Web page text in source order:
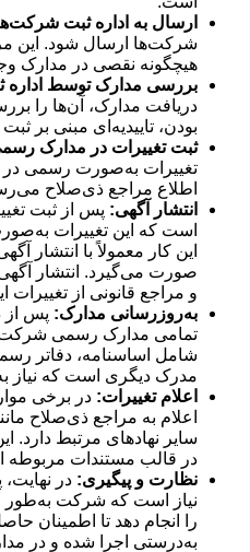
ارسال به اداره ثبت
شرکت‌ها ارسال شود. این
هیچگونه نقصی در مدارک
بررسی مدارک توسط اداره
دریافت مدارک، آن‌ها را
بودن، تاییدیه‌ای مبنی بر
ثبت تغییرات در مدارک
تغییرات به‌صورت رسمی
اطلاع مراجع ذی‌صلاح
انتشار آگهی: پس از ثبت
است که این تغییرات
این کار معمولاً با انتشار
صورت می‌گیرد. انتشار
و مراجع قانونی از
به‌روزرسانی مدارک: پس از
تمامی مدارک رسمی شرکت
شامل اساسنامه، دفاتر
مدرک دیگری است که نیاز
اعلام تغییرات: در برخی
اعلام به مراجع ذی‌صلاح
سایر نهادهای مرتبط دارد.
در قالب مستندات مربوطه
نظارت و پیگیری: در
نیاز است که شرکت به‌طور
را انجام دهد تا اطمینان
به‌درستی اجرا شده و در